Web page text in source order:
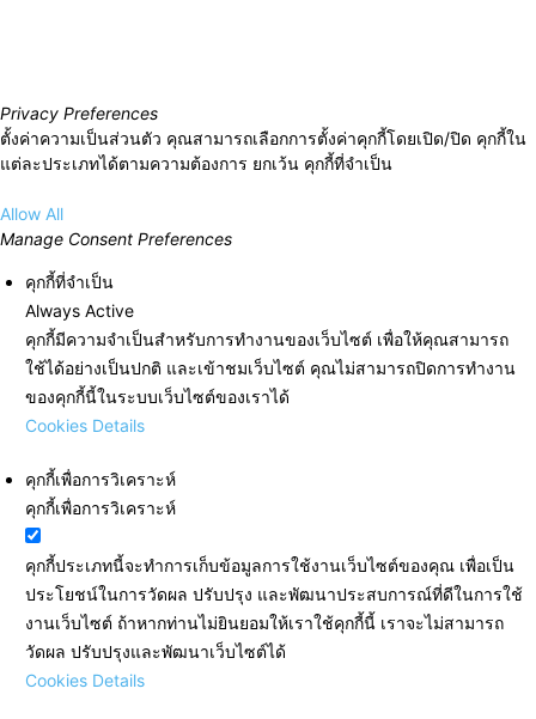
Privacy Preferences
ตั้งค่าความเป็นส่วนตัว คุณสามารถเลือกการตั้งค่าคุกกี้โดยเปิด/ปิด คุกกี้ใน
แต่ละประเภทได้ตามความต้องการ ยกเว้น คุกกี้ที่จำเป็น
Allow All
Manage Consent Preferences
คุกกี้ที่จำเป็น
Always Active
คุกกี้มีความจำเป็นสำหรับการทำงานของเว็บไซต์ เพื่อให้คุณสามารถ
ใช้ได้อย่างเป็นปกติ และเข้าชมเว็บไซต์ คุณไม่สามารถปิดการทำงาน
ของคุกกี้นี้ในระบบเว็บไซต์ของเราได้
Cookies Details
คุกกี้เพื่อการวิเคราะห์
คุกกี้เพื่อการวิเคราะห์
คุกกี้ประเภทนี้จะทำการเก็บข้อมูลการใช้งานเว็บไซต์ของคุณ เพื่อเป็น
ประโยชน์ในการวัดผล ปรับปรุง และพัฒนาประสบการณ์ที่ดีในการใช้
งานเว็บไซต์ ถ้าหากท่านไม่ยินยอมให้เราใช้คุกกี้นี้ เราจะไม่สามารถ
วัดผล ปรับปรุงและพัฒนาเว็บไซต์ได้
Cookies Details